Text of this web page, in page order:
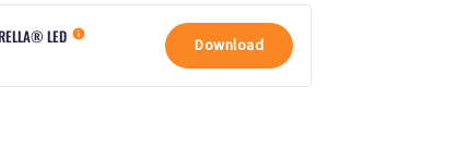
LED Download